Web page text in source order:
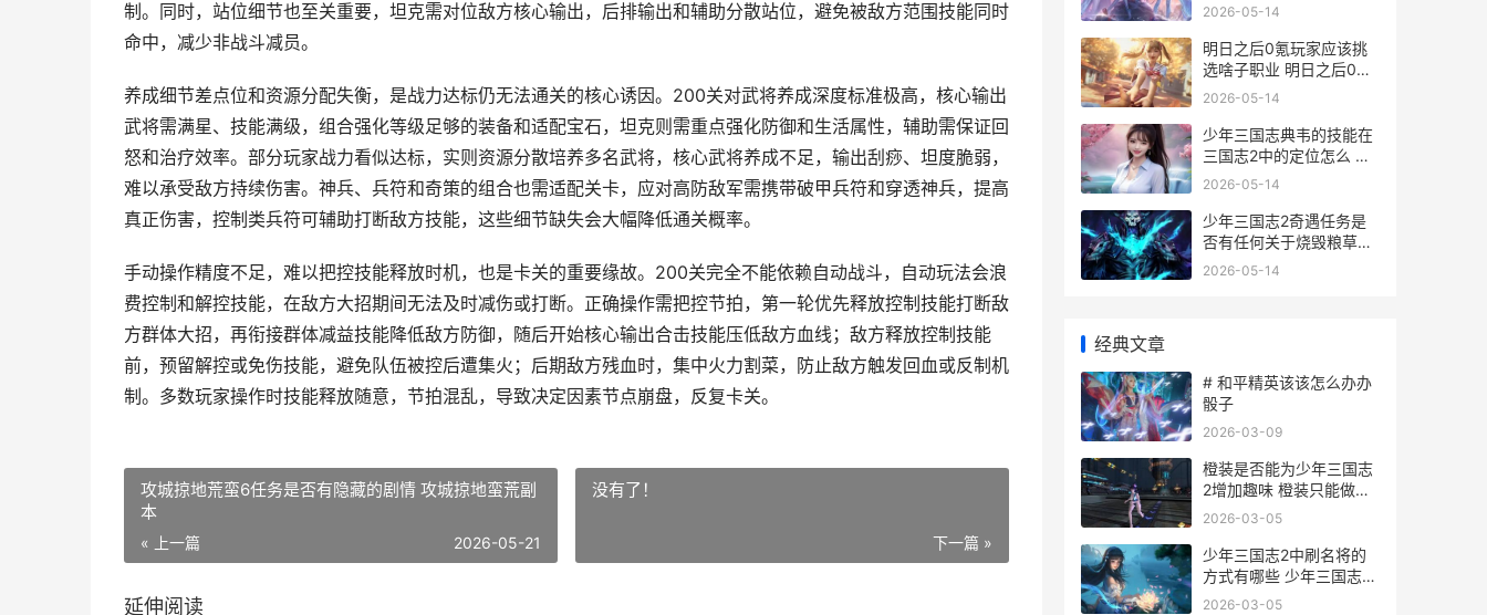
制。同时，站位细节也至关重要，坦克需对位敌方核心输出，后排输出和辅助分散站位，避免被敌方范围技能同时
命中，减少非战斗减员。
养成细节差点位和资源分配失衡，是战力达标仍无法通关的核心诱因。200关对武将养成深度标准极高，核心输出
武将需满星、技能满级，组合强化等级足够的装备和适配宝石，坦克则需重点强化防御和生活属性，辅助需保证回
怒和治疗效率。部分玩家战力看似达标，实则资源分散培养多名武将，核心武将养成不足，输出刮痧、坦度脆弱，
难以承受敌方持续伤害。神兵、兵符和奇策的组合也需适配关卡，应对高防敌军需携带破甲兵符和穿透神兵，提高
真正伤害，控制类兵符可辅助打断敌方技能，这些细节缺失会大幅降低通关概率。
手动操作精度不足，难以把控技能释放时机，也是卡关的重要缘故。200关完全不能依赖自动战斗，自动玩法会浪
费控制和解控技能，在敌方大招期间无法及时减伤或打断。正确操作需把控节拍，第一轮优先释放控制技能打断敌
方群体大招，再衔接群体减益技能降低敌方防御，随后开始核心输出合击技能压低敌方血线；敌方释放控制技能
前，预留解控或免伤技能，避免队伍被控后遭集火；后期敌方残血时，集中火力割菜，防止敌方触发回血或反制机
制。多数玩家操作时技能释放随意，节拍混乱，导致决定因素节点崩盘，反复卡关。
攻城掠地荒蛮6任务是否有隐藏的剧情 攻城掠地蛮荒副
本
« 上一篇 2026-05-21
没有了！
下一篇 »
延伸阅读
2026-05-14
明日之后0氪玩家应该挑
选啥子职业 明日之后0氪
玩哪个职业
2026-05-14
少年三国志典韦的技能在
三国志2中的定位怎么 少
年三国志典韦列传
2026-05-14
少年三国志2奇遇任务是
否有任何关于烧毁粮草的
标准 少年三国志2奇门遁
2026-05-14
经典文章
# 和平精英该该怎么办办
骰子
2026-03-09
橙装是否能为少年三国志
2增加趣味 橙装只能做一
件吗
2026-03-05
少年三国志2中刷名将的
方式有哪些 少年三国志2
中问鼎中原盾兵
2026-03-05